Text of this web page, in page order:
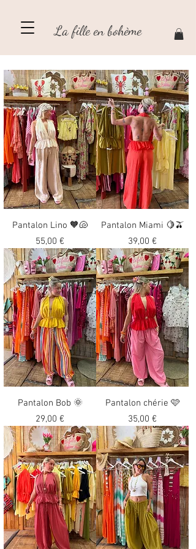
La fille en bohème
Pantalon Lino 🧡🐚
Precio
55,00 €
Pantalon Miami 🍋🫒
Precio
39,00 €
Pantalon Bob 🌞
Precio
29,00 €
Pantalon chérie 🩷
Precio
35,00 €